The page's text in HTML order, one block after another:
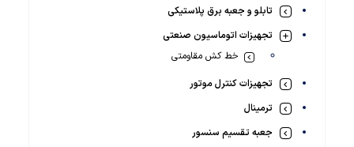
تابلو و جعبه برق پلاستیکی
تجهیزات اتوماسیون صنعتی
خط کش مقاومتی
تجهیزات کنترل موتور
ترمینال
جعبه تقسیم سنسور